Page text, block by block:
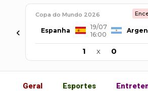
‹
Copa do Mundo 2026
Espanha
19/07
16:00
1 x 0
Geral Esportes